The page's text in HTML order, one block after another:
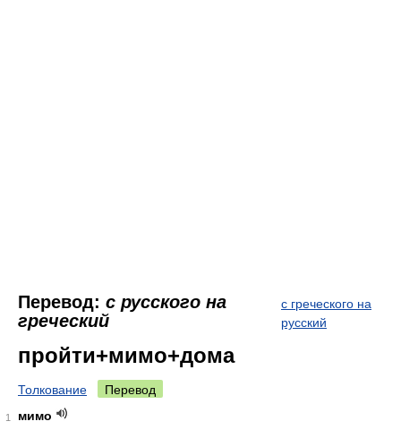
Перевод: с русского на
греческий
с греческого на
русский
пройти+мимо+дома
Толкование Перевод
1
мимо